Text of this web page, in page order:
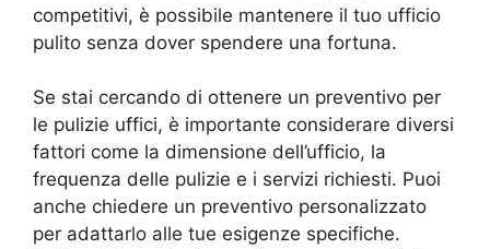
competitivi, è possibile mantenere il tuo ufficio
pulito senza dover spendere una fortuna.
Se stai cercando di ottenere un preventivo per
le pulizie uffici, è importante considerare diversi
fattori come la dimensione dell’ufficio, la
frequenza delle pulizie e i servizi richiesti. Puoi
anche chiedere un preventivo personalizzato
per adattarlo alle tue esigenze specifiche.